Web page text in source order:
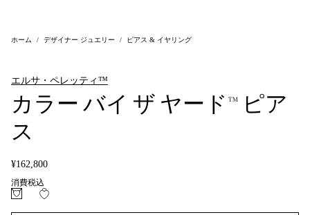
ホーム デザイナー ジュエリー ピアス & イヤリング
エルサ・ペレッティ™
カラー バイ ザ ヤード™ ピア
ス
¥162,800
消費税込